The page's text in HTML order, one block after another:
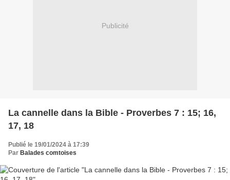
Publicité
La cannelle dans la Bible - Proverbes 7 : 15; 16,
17, 18
Publié le 19/01/2024 à 17:39
Par Balades comtoises